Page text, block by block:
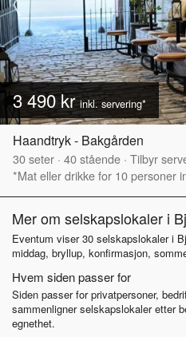
3 490 krinkl. servering*
Haandtryk - Bakgården
30seter · 40stående · Tilbyr
*Mat eller drikke for 10 personer
Mer om selskapslokaler i
Eventum viser 30 selskapslokaler i
middag, bryllup, konfirmasjon,
Hvem siden passer for
Siden passer for privatpersoner,
sammenligner selskapslokaler etter
egnethet.